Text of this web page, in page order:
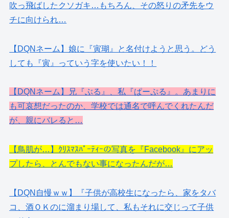
吹っ飛ばしたクソガキ…もちろん、その怒りの矛先をウ
チに向けられ…
【DQNネーム】娘に『寅瑚』と名付けようと思う。どう
しても『寅』っていう字を使いたい！！
【DQNネーム】兄『ぶる』、私『ぱーぷる』。あまりに
も可哀想だったのか、学校では通名で呼んでくれたんだ
が、親にバレると…
【鳥肌が…】ｸﾘｽﾏｽﾊﾟｰﾃｨｰの写真を『Facebook』にアッ
プしたら、とんでもない事になったんだが…
【DQN自慢ｗｗ】『子供が高校生になったら、家をタバ
コ、酒ＯＫのに溜まり場して、私もそれに交じって子供